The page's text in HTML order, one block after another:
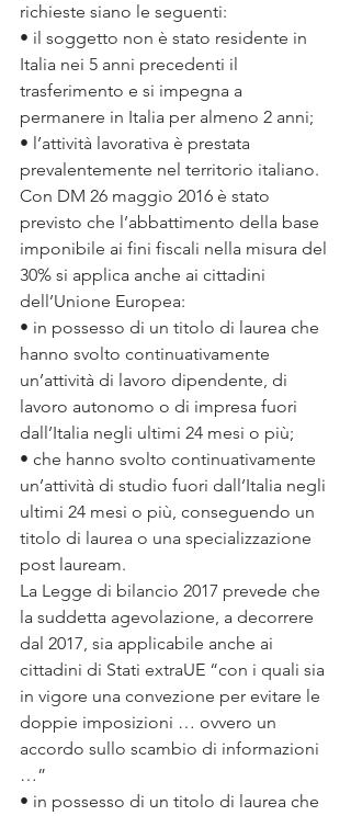
richieste siano le seguenti:
• il soggetto non è stato residente in
Italia nei 5 anni precedenti il
trasferimento e si impegna a
permanere in Italia per almeno 2 anni;
• l’attività lavorativa è prestata
prevalentemente nel territorio italiano.
Con DM 26 maggio 2016 è stato
previsto che l’abbattimento della base
imponibile ai fini fiscali nella misura del
30% si applica anche ai cittadini
dell’Unione Europea:
• in possesso di un titolo di laurea che
hanno svolto continuativamente
un’attività di lavoro dipendente, di
lavoro autonomo o di impresa fuori
dall’Italia negli ultimi 24 mesi o più;
• che hanno svolto continuativamente
un’attività di studio fuori dall’Italia negli
ultimi 24 mesi o più, conseguendo un
titolo di laurea o una specializzazione
post lauream.
La Legge di bilancio 2017 prevede che
la suddetta agevolazione, a decorrere
dal 2017, sia applicabile anche ai
cittadini di Stati extraUE “con i quali sia
in vigore una convezione per evitare le
doppie imposizioni … ovvero un
accordo sullo scambio di informazioni
…”
• in possesso di un titolo di laurea che